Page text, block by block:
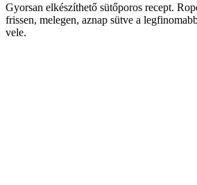
Gyorsan elkészíthető sütőporos recept.
frissen, melegen, aznap sütve a
vele.